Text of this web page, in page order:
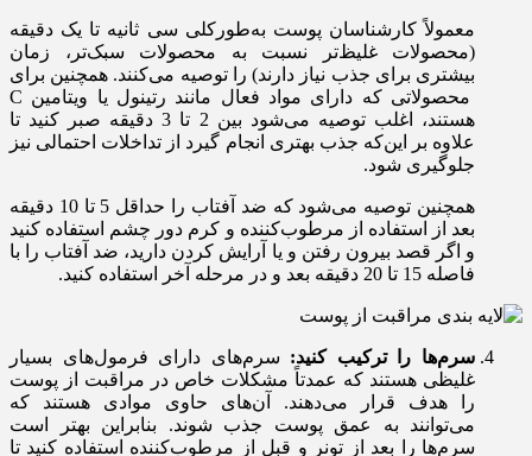
معمولاً کارشناسان پوست به‌طورکلی سی ثانیه تا یک دقیقه
(محصولات غلیظ‌تر نسبت به محصولات سبک‌تر، زمان
بیشتری برای جذب نیاز دارند) را توصیه می‌کنند. همچنین برای
محصولاتی که دارای مواد فعال مانند رتینول یا ویتامین C
هستند، اغلب توصیه می‌شود بین 2 تا 3 دقیقه صبر کنید تا
علاوه بر این‌که جذب بهتری انجام گیرد از تداخلات احتمالی نیز
جلوگیری شود.
همچنین توصیه می‌شود که ضد آفتاب را حداقل 5 تا 10 دقیقه
بعد از استفاده از مرطوب‌کننده و کرم دور چشم استفاده کنید
و اگر قصد بیرون رفتن و یا آرایش کردن دارید، ضد آفتاب را با
فاصله 15 تا 20 دقیقه بعد و در مرحله آخر استفاده کنید.
سرم‌ها را ترکیب کنید: سرم‌های دارای فرمول‌های بسیار
غلیظی هستند که عمدتاً مشکلات خاص در مراقبت از پوست
را هدف قرار می‌دهند. آن‌های حاوی موادی هستند که
می‌توانند به عمق پوست جذب شوند. بنابراین بهتر است
سرم‌ها را بعد از تونر و قبل از مرطوب‌کننده‌ استفاده کنید تا